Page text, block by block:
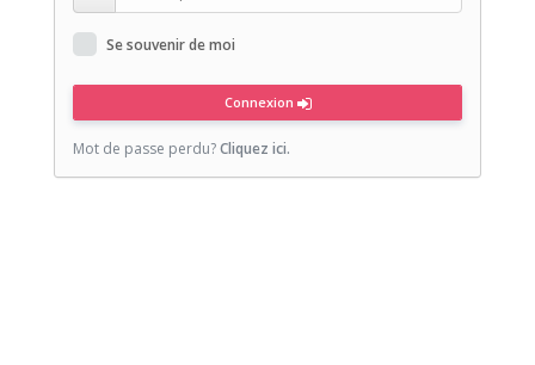
Se souvenir de moi
Connexion
Mot de passe perdu?Cliquez ici.